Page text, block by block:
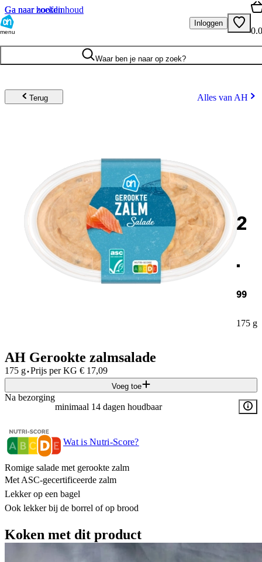
Ga naar hoofdinhoud
Ga naar zoeken
menu
Inloggen
Waar ben je naar op zoek?
Terug Alles van AH
2
.
99
175 g
AH Gerookte zalmsalade
175 g·Prijs per KG € 17,09
Voeg toe
Na bezorging
minimaal 14 dagen houdbaar
Wat is Nutri-Score?
Romige salade met gerookte zalm
Met ASC-gecertificeerde zalm
Lekker op een bagel
Ook lekker bij de borrel of op brood
Koken met dit product